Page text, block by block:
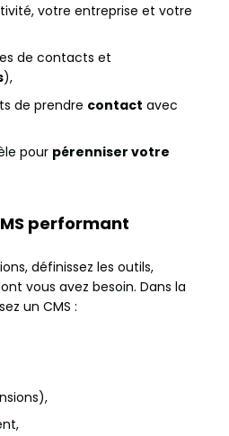
votre entreprise et votre
de contacts et
),
de prendre contact avec
pour pérenniser votre
performant
définissez les outils,
vous avez besoin. Dans la
un CMS :